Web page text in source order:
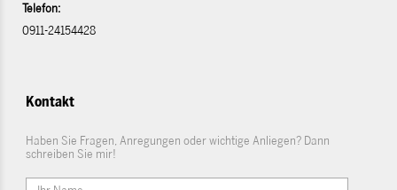
Telefon:
0911-24154428
Kontakt
Haben Sie Fragen, Anregungen oder wichtige Anliegen? Dann
schreiben Sie mir!